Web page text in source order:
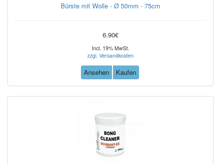
Bürste mit Wolle - Ø 50mm - 75cm
6.90€
Incl. 19% MwSt.
zzgl. Versandkosten
Ansehen Kaufen